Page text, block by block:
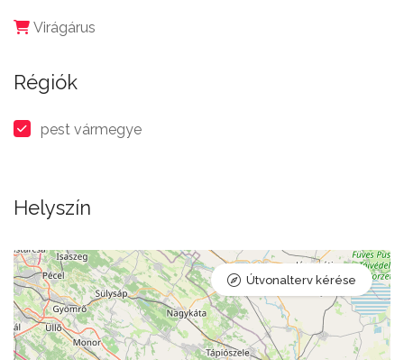
Virágárus
Régiók
pest vármegye
Helyszín
Útvonalterv kérése